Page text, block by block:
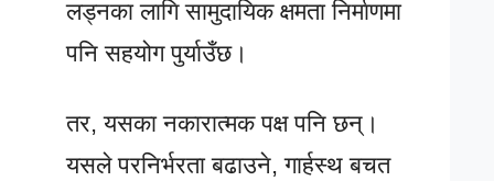
लड्नका लागि सामुदायिक क्षमता निर्माणमा
पनि सहयोग पुर्याउँछ।
तर, यसका नकारात्मक पक्ष पनि छन्।
यसले परनिर्भरता बढाउने, गार्हस्थ बचत